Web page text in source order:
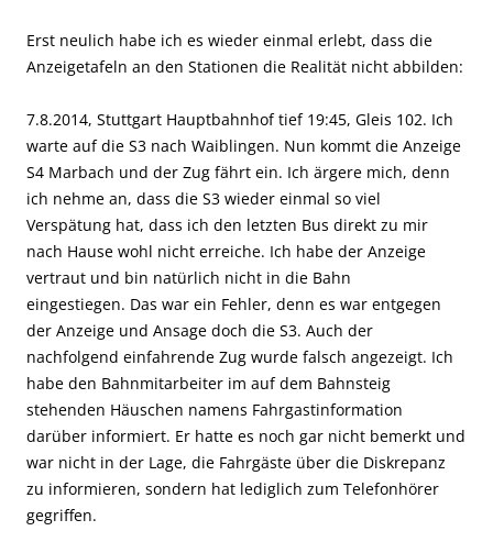
Erst neulich habe ich es wieder einmal erlebt, dass die
Anzeigetafeln an den Stationen die Realität nicht abbilden:
7.8.2014, Stuttgart Hauptbahnhof tief 19:45, Gleis 102. Ich
warte auf die S3 nach Waiblingen. Nun kommt die Anzeige
S4 Marbach und der Zug fährt ein. Ich ärgere mich, denn
ich nehme an, dass die S3 wieder einmal so viel
Verspätung hat, dass ich den letzten Bus direkt zu mir
nach Hause wohl nicht erreiche. Ich habe der Anzeige
vertraut und bin natürlich nicht in die Bahn
eingestiegen. Das war ein Fehler, denn es war entgegen
der Anzeige und Ansage doch die S3. Auch der
nachfolgend einfahrende Zug wurde falsch angezeigt. Ich
habe den Bahnmitarbeiter im auf dem Bahnsteig
stehenden Häuschen namens Fahrgastinformation
darüber informiert. Er hatte es noch gar nicht bemerkt und
war nicht in der Lage, die Fahrgäste über die Diskrepanz
zu informieren, sondern hat lediglich zum Telefonhörer
gegriffen.